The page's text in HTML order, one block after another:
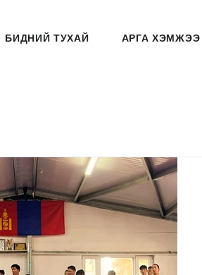
БИДНИЙ ТУХАЙ АРГА ХЭМЖЭЭ